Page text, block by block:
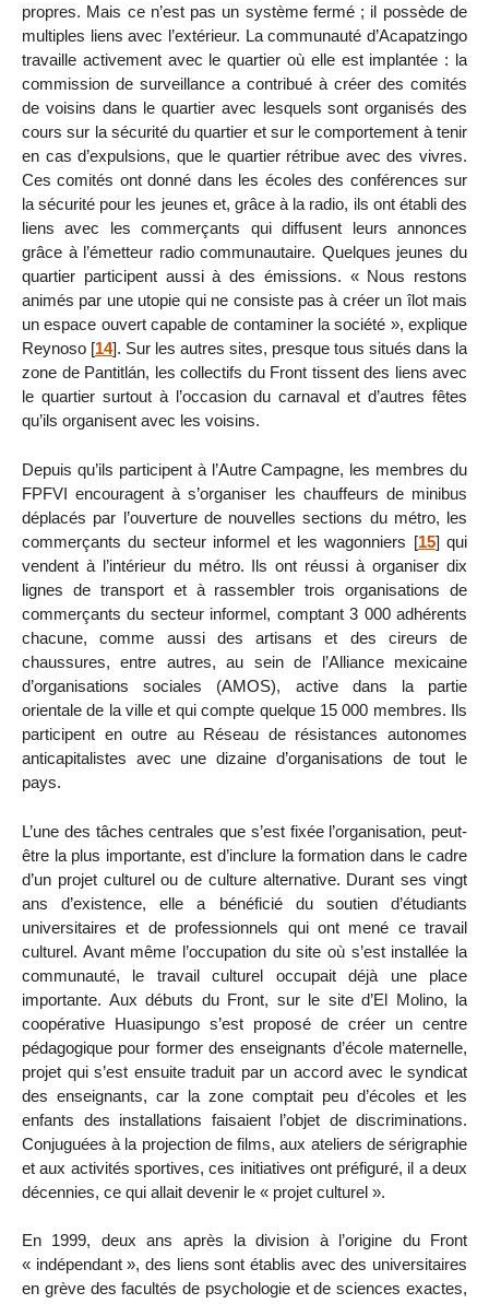
propres. Mais ce n’est pas un système fermé ; il possède de
multiples liens avec l’extérieur. La communauté d’Acapatzingo
travaille activement avec le quartier où elle est implantée : la
commission de surveillance a contribué à créer des comités
de voisins dans le quartier avec lesquels sont organisés des
cours sur la sécurité du quartier et sur le comportement à tenir
en cas d’expulsions, que le quartier rétribue avec des vivres.
Ces comités ont donné dans les écoles des conférences sur
la sécurité pour les jeunes et, grâce à la radio, ils ont établi des
liens avec les commerçants qui diffusent leurs annonces
grâce à l’émetteur radio communautaire. Quelques jeunes du
quartier participent aussi à des émissions. « Nous restons
animés par une utopie qui ne consiste pas à créer un îlot mais
un espace ouvert capable de contaminer la société », explique
Reynoso [14]. Sur les autres sites, presque tous situés dans la
zone de Pantitlán, les collectifs du Front tissent des liens avec
le quartier surtout à l’occasion du carnaval et d’autres fêtes
qu’ils organisent avec les voisins.
Depuis qu’ils participent à l’Autre Campagne, les membres du
FPFVI encouragent à s’organiser les chauffeurs de minibus
déplacés par l’ouverture de nouvelles sections du métro, les
commerçants du secteur informel et les wagonniers [15] qui
vendent à l’intérieur du métro. Ils ont réussi à organiser dix
lignes de transport et à rassembler trois organisations de
commerçants du secteur informel, comptant 3 000 adhérents
chacune, comme aussi des artisans et des cireurs de
chaussures, entre autres, au sein de l’Alliance mexicaine
d’organisations sociales (AMOS), active dans la partie
orientale de la ville et qui compte quelque 15 000 membres. Ils
participent en outre au Réseau de résistances autonomes
anticapitalistes avec une dizaine d’organisations de tout le
pays.
L’une des tâches centrales que s’est fixée l’organisation, peut-
être la plus importante, est d’inclure la formation dans le cadre
d’un projet culturel ou de culture alternative. Durant ses vingt
ans d’existence, elle a bénéficié du soutien d’étudiants
universitaires et de professionnels qui ont mené ce travail
culturel. Avant même l’occupation du site où s’est installée la
communauté, le travail culturel occupait déjà une place
importante. Aux débuts du Front, sur le site d’El Molino, la
coopérative Huasipungo s’est proposé de créer un centre
pédagogique pour former des enseignants d’école maternelle,
projet qui s’est ensuite traduit par un accord avec le syndicat
des enseignants, car la zone comptait peu d’écoles et les
enfants des installations faisaient l’objet de discriminations.
Conjuguées à la projection de films, aux ateliers de sérigraphie
et aux activités sportives, ces initiatives ont préfiguré, il a deux
décennies, ce qui allait devenir le « projet culturel ».
En 1999, deux ans après la division à l’origine du Front
« indépendant », des liens sont établis avec des universitaires
en grève des facultés de psychologie et de sciences exactes,